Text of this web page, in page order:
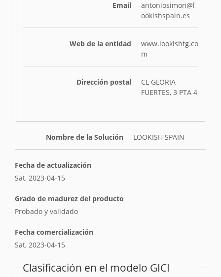
Email
antoniosimon@l
ookishspain.es
Web de la entidad
www.lookishtg.co
m
Dirección postal
CL GLORIA
FUERTES, 3 PTA 4
Nombre de la Solución LOOKISH SPAIN
Fecha de actualización
Sat, 2023-04-15
Grado de madurez del producto
Probado y validado
Fecha comercialización
Sat, 2023-04-15
Clasificación en el modelo GICI